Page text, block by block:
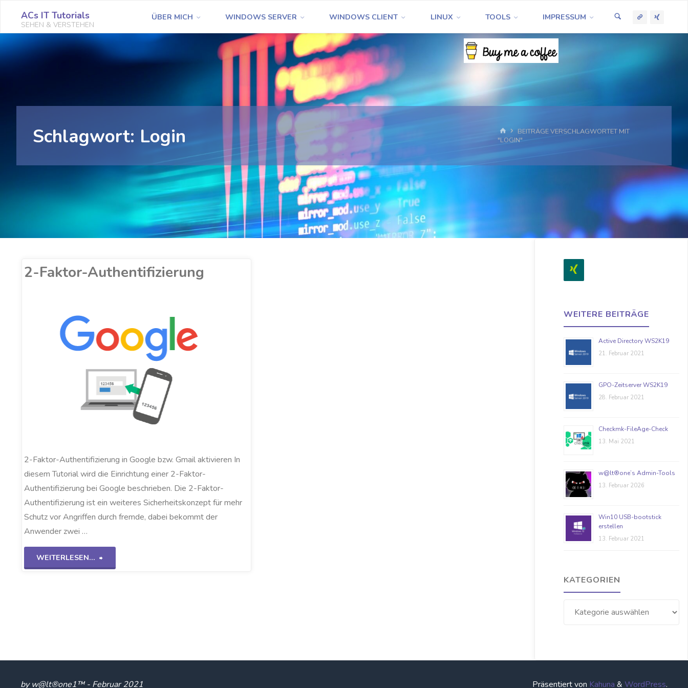
springen
ACs IT Tutorials
SEHEN & VERSTEHEN
ÜBER MICH WINDOWS SERVER WINDOWS CLIENT LINUX TOOLS IMPRESSUM
Schlagwort: Login STARTBEITRÄGE VERSCHLAGWORTET MIT
"LOGIN"
2-Faktor-Authentifizierung
2-Faktor-Authentifizierung in Google bzw. Gmail aktivieren In
diesem Tutorial wird die Einrichtung einer 2-Faktor-
Authentifizierung bei Google beschrieben. Die 2-Faktor-
Authentifizierung ist ein weiteres Sicherheitskonzept für mehr
Schutz vor Angriffen durch fremde, dabei bekommt der
Anwender zwei …
WEITERLESEN...
"2-
WEITERE BEITRÄGE
Active Directory WS2K19
21. Februar 2021
GPO-Zeitserver WS2K19
28. Februar 2021
Checkmk-FileAge-Check
13. Mai 2021
w@lt®one’s Admin-Tools
13. Februar 2026
Win10 USB-bootstick
erstellen
13. Februar 2021
KATEGORIEN
Präsentiert von Kahuna & WordPress.
by w@lt®one1™ - Februar 2021